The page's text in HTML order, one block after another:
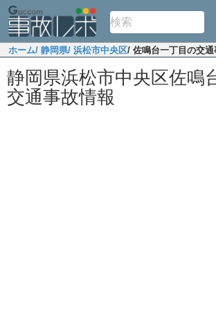
ホーム/ 静岡県/ 浜松市中央区/ 佐鳴台一丁目の交通
静岡県浜松市中央区佐鳴
交通事故情報